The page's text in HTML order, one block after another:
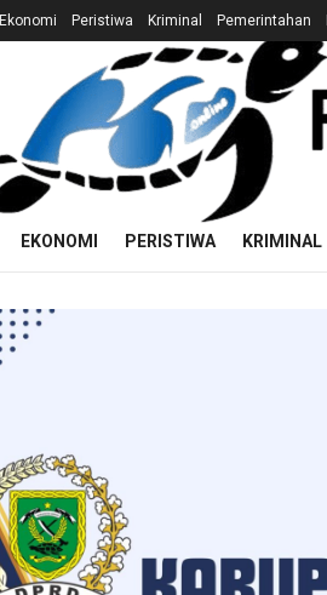
Ekonomi Peristiwa Kriminal Pemerintahan
EKONOMI PERISTIWA KRIMINAL